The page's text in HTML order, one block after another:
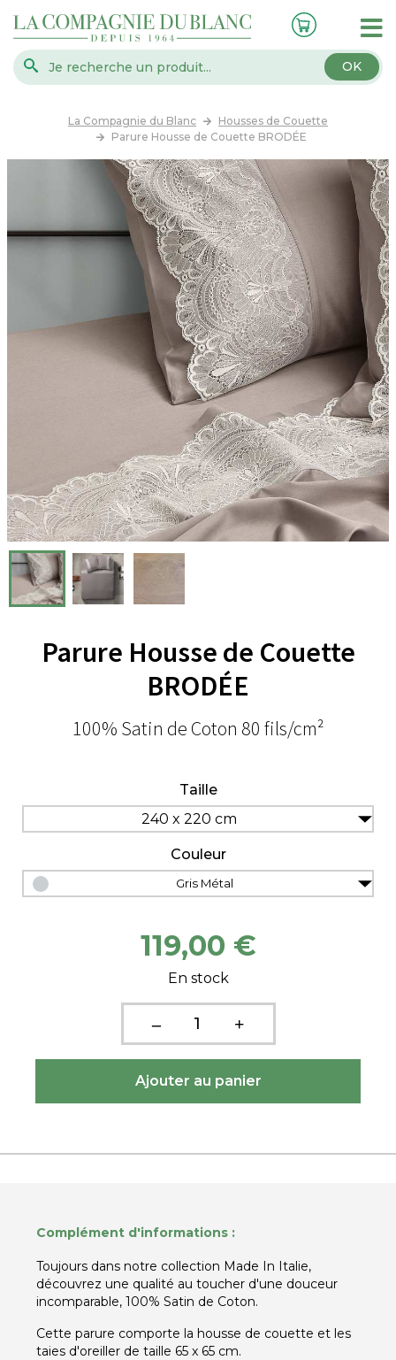
OK
La Compagnie du Blanc
Housses de Couette
Parure Housse de Couette BRODÉE
Parure Housse de Couette
BRODÉE
100% Satin de Coton 80 fils/cm²
Taille
240 x 220 cm
Couleur
Gris Métal
119,00 €
En stock
Complément d'informations :
Toujours dans notre collection Made In Italie,
découvrez une qualité au toucher d'une douceur
incomparable, 100% Satin de Coton.
Cette parure comporte la housse de couette et les
taies d'oreiller de taille 65 x 65 cm.